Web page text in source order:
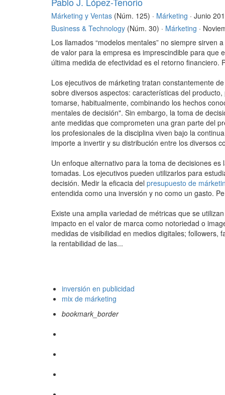
Márketing y Ventas (Núm. 125) · Márketing · Junio
Business & Technology (Núm. 30) · Márketing ·
Los llamados “modelos mentales” no siempre
de valor para la empresa es imprescindible para que
última medida de efectividad es el retorno
Los ejecutivos de márketing tratan constantemente
sobre diversos aspectos: características del
tomarse, habitualmente, combinando los hechos
mentales de decisión". Sin embargo, la toma de
ante medidas que comprometen una gran parte del
los profesionales de la disciplina viven bajo la
importe a invertir y su distribución entre los diversos
Un enfoque alternativo para la toma de decisiones
tomadas. Los ejecutivos pueden utilizarlos para
decisión. Medir la eficacia del presupuesto de
entendida como una inversión y no como un gasto.
Existe una amplia variedad de métricas que se
impacto en el valor de marca como notoriedad o
medidas de visibilidad en medios digitales; followers,
la rentabilidad de las...
inversión en publicidad
mix de márketing
bookmark_border